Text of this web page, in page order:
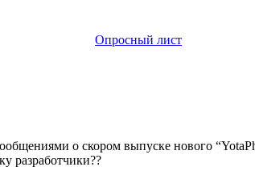
Опросный лист
о скором выпуске нового
разработчики??